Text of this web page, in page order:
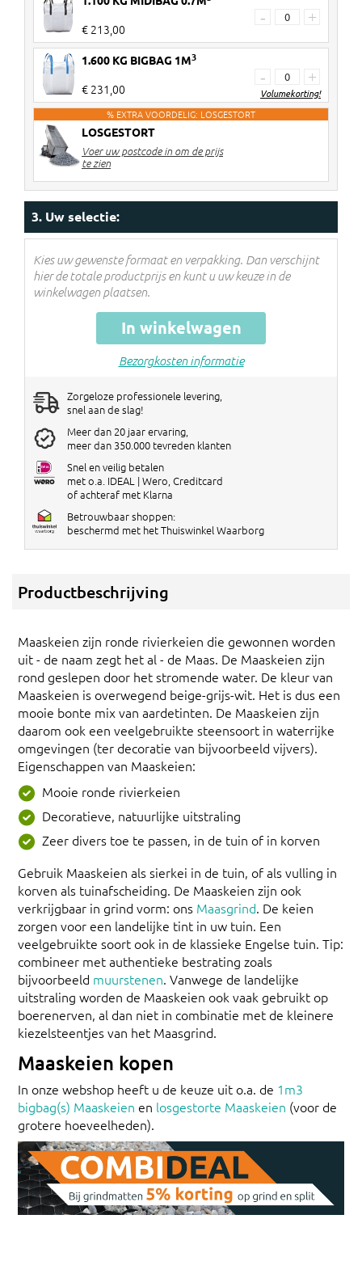
€ 213,00
- +
1.600 KG BIGBAG 1M3
€ 231,00
- +
Volumekorting!
2 stuks
3-4 stuks
€ 12 korting per big bag
5> stuks
Kortingen worden verrekend in de
% EXTRA VOORDELIG: LOSGESTORT
LOSGESTORT
Voer uw postcode in om de prijs
te zien
3. Uw selectie:
Kies uw gewenste formaat en verpakking. Dan verschijnt
hier de totale productprijs en kunt u uw keuze in de
winkelwagen plaatsen.
In winkelwagen
Bezorgkosten informatie
Zorgeloze professionele levering,
snel aan de slag!
Meer dan 20 jaar ervaring,
meer dan 350.000 tevreden klanten
Snel en veilig betalen
met o.a. IDEAL | Wero, Creditcard
of achteraf met Klarna
Betrouwbaar shoppen:
beschermd met het Thuiswinkel Waarborg
Productbeschrijving
Maaskeien zijn ronde rivierkeien die gewonnen worden
uit - de naam zegt het al - de Maas. De Maaskeien zijn
rond geslepen door het stromende water. De kleur van
Maaskeien is overwegend beige-grijs-wit. Het is dus een
mooie bonte mix van aardetinten. De Maaskeien zijn
daarom ook een veelgebruikte steensoort in waterrijke
omgevingen (ter decoratie van bijvoorbeeld vijvers).
Eigenschappen van Maaskeien:
Mooie ronde rivierkeien
Decoratieve, natuurlijke uitstraling
Zeer divers toe te passen, in de tuin of in korven
Gebruik Maaskeien als sierkei in de tuin, of als vulling in
korven als tuinafscheiding. De Maaskeien zijn ook
verkrijgbaar in grind vorm: ons Maasgrind. De keien
zorgen voor een landelijke tint in uw tuin. Een
veelgebruikte soort ook in de klassieke Engelse tuin. Tip:
combineer met authentieke bestrating zoals
bijvoorbeeld muurstenen. Vanwege de landelijke
uitstraling worden de Maaskeien ook vaak gebruikt op
boerenerven, al dan niet in combinatie met de kleinere
kiezelsteentjes van het Maasgrind.
Maaskeien kopen
In onze webshop heeft u de keuze uit o.a. de 1m3
bigbag(s) Maaskeien en losgestorte Maaskeien (voor de
grotere hoeveelheden).